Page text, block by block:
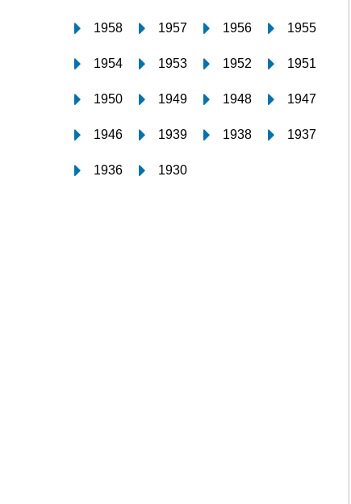
1958 1957 1956 1955
1954 1953 1952 1951
1950 1949 1948 1947
1946 1939 1938 1937
1936 1930